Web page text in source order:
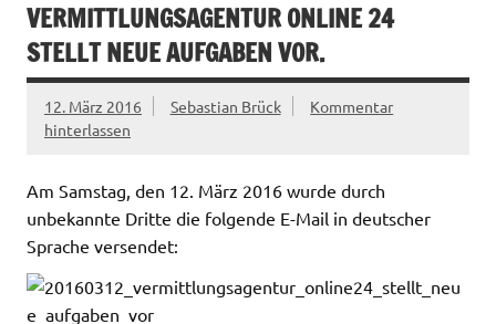
VERMITTLUNGSAGENTUR ONLINE 24
STELLT NEUE AUFGABEN VOR.
12. März 2016 Sebastian Brück
Kommentar
hinterlassen
Am Samstag, den 12. März 2016 wurde durch
unbekannte Dritte die folgende E-Mail in deutscher
Sprache versendet: